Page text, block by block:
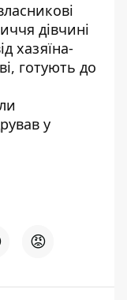
дівчині
хазяїна-
готують до
у
😡